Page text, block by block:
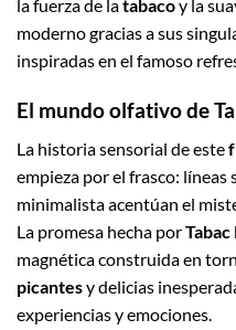
la fuerza de latabacoy la
moderno gracias a sus
inspiradas en el famoso
El mundo olfativo de
La historia sensorial de este
empieza por el frasco:
minimalista acentúan el
La promesa hecha por
magnética construida en
picantesy delicias
experiencias y emociones.